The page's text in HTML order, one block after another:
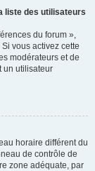
liste des utilisateurs
du forum »,
vous activez cette
modérateurs et de
un utilisateur
horaire différent du
de contrôle de
zone adéquate, par